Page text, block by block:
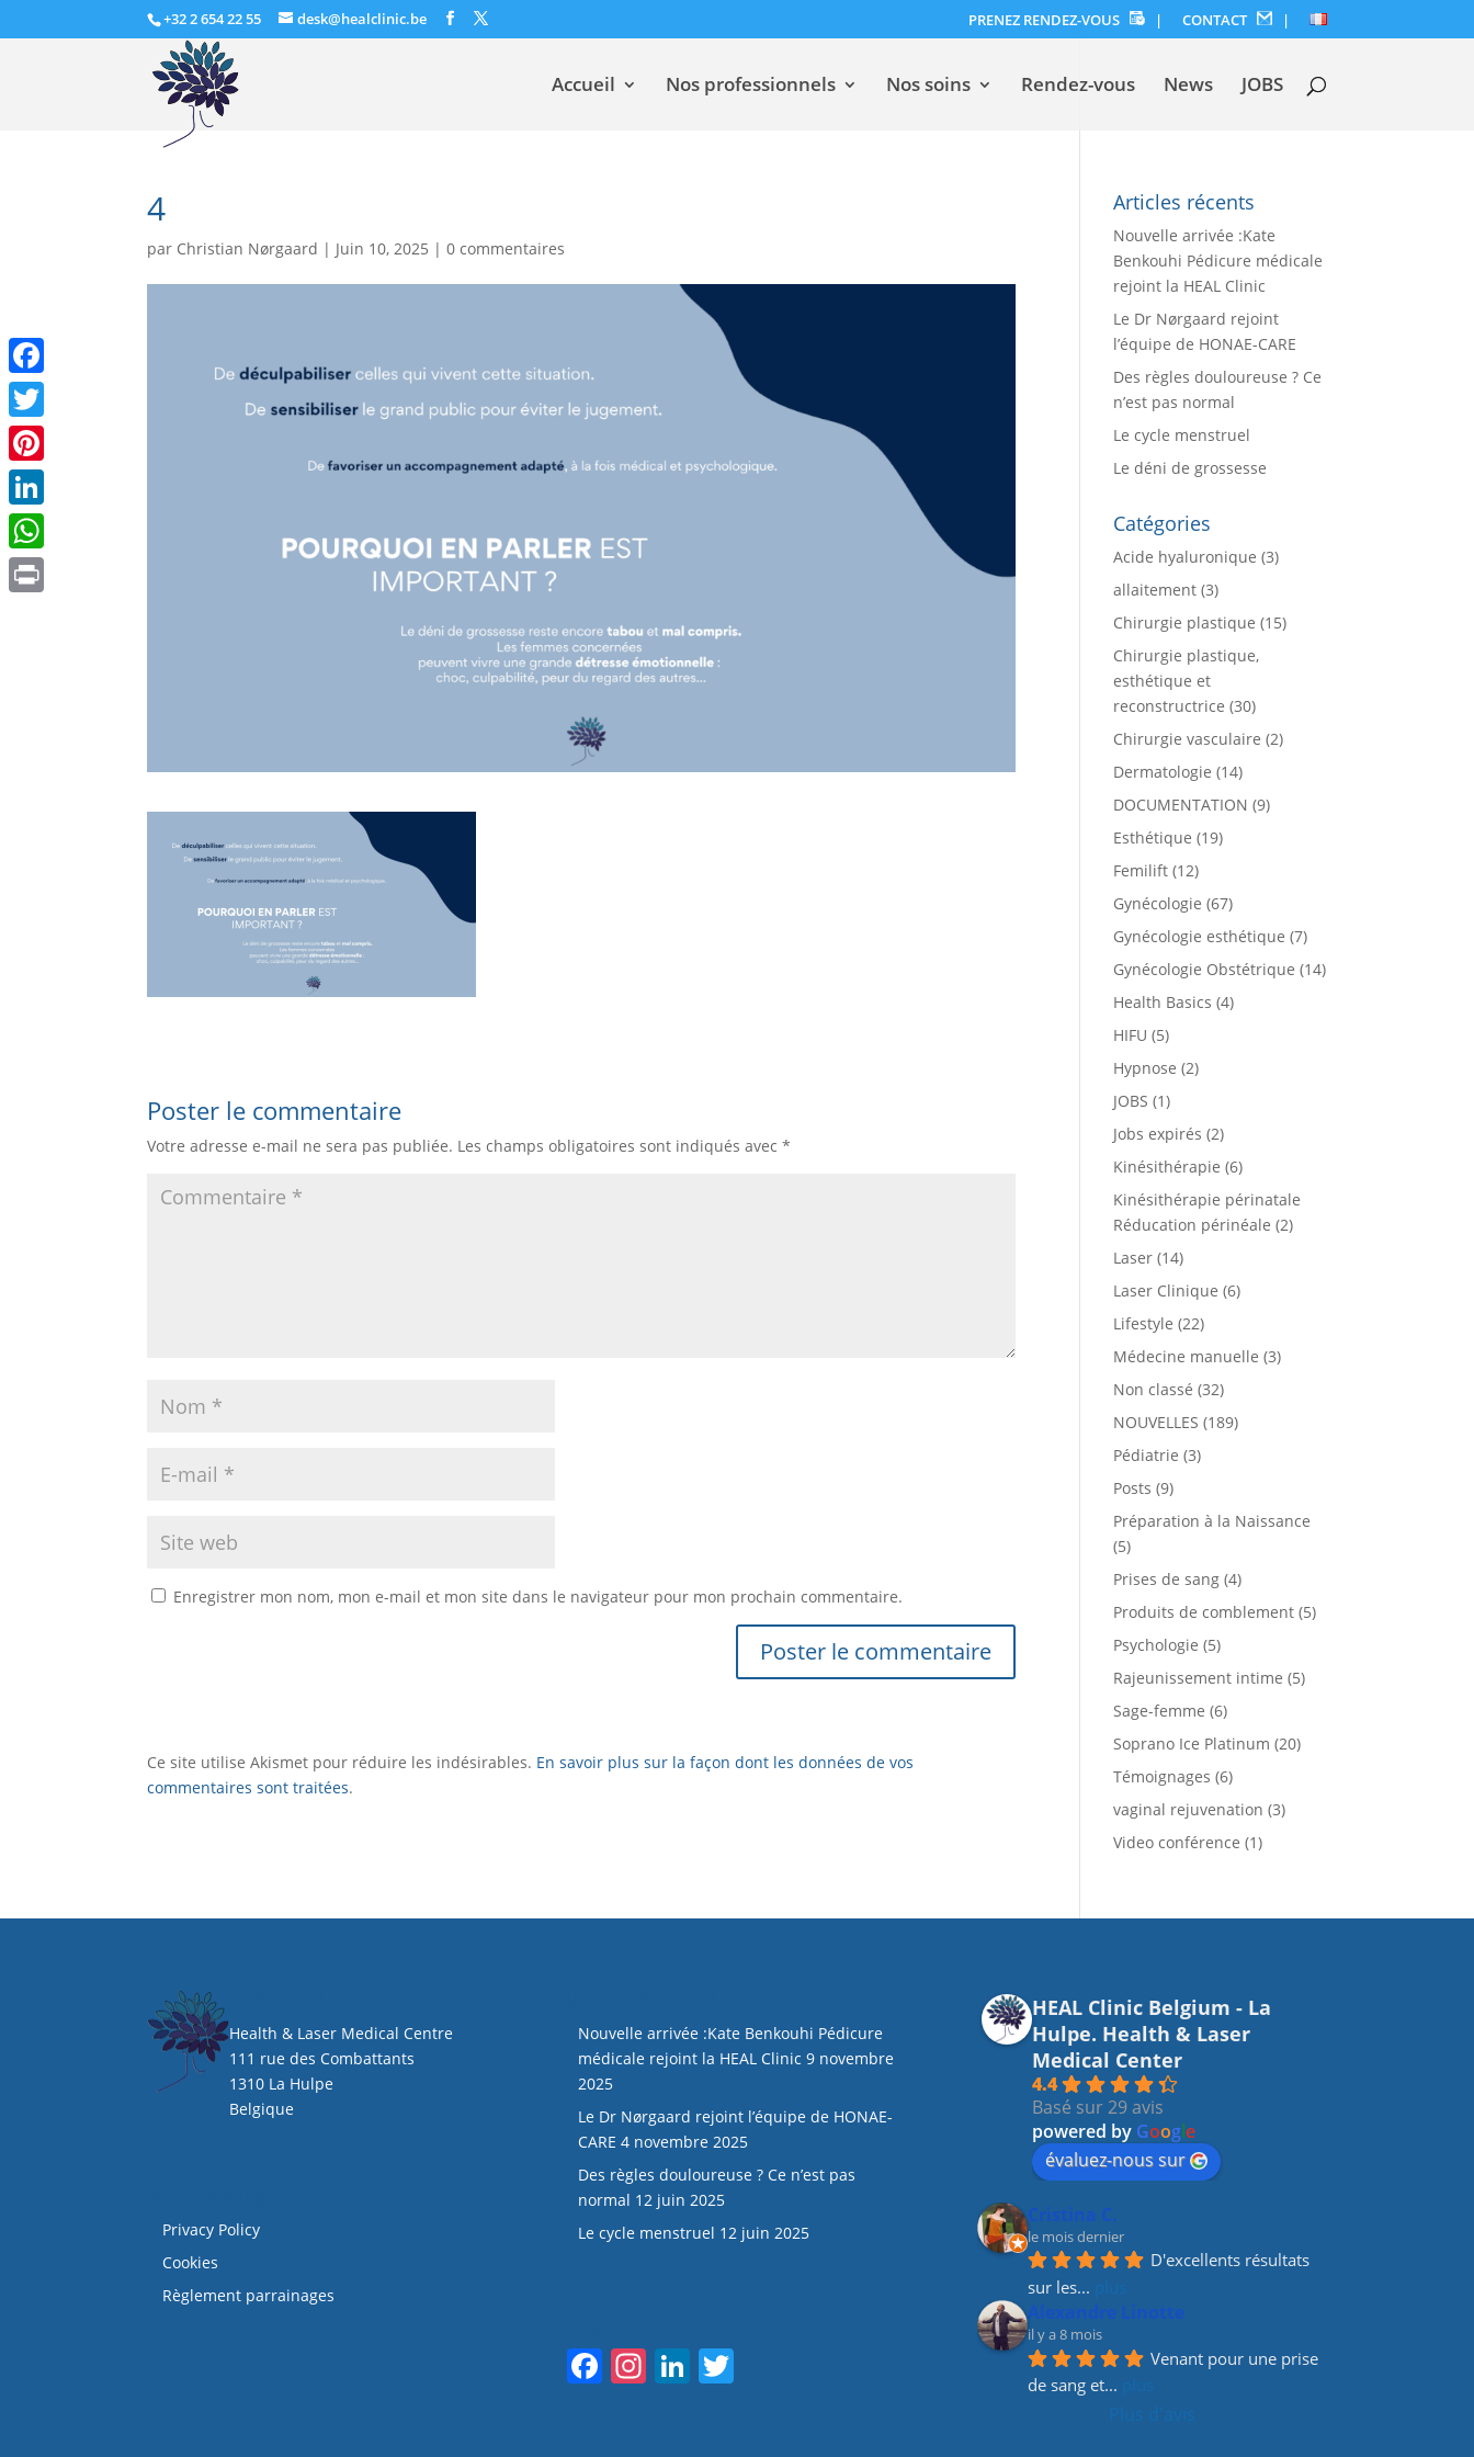
+32 2 654 22 55 desk@healclinic.be PRENEZ RENDEZ-VOUS | CONTACT |
Accueil Nos professionnels Nos soins Rendez-vous News JOBS
4
par Christian Nørgaard | Juin 10, 2025 |0 commentaires
Poster le commentaire
Votre adresse e-mail ne sera pas publiée. Les champs obligatoires sont indiqués avec*
Enregistrer mon nom, mon e-mail et mon site dans le navigateur pour mon prochain commentaire.
Ce site utilise Akismet pour réduire les indésirables. En savoir plus sur la façon dont les données de vos
commentaires sont traitées.
Articles récents
Nouvelle arrivée :Kate
Benkouhi Pédicure médicale
rejoint la HEAL Clinic
Le Dr Nørgaard rejoint
l’équipe de HONAE-CARE
Des règles douloureuse ? Ce
n’est pas normal
Le cycle menstruel
Le déni de grossesse
Catégories
Acide hyaluronique (3)
allaitement (3)
Chirurgie plastique (15)
Chirurgie plastique,
esthétique et
reconstructrice (30)
Chirurgie vasculaire (2)
Dermatologie (14)
DOCUMENTATION (9)
Esthétique (19)
Femilift (12)
Gynécologie (67)
Gynécologie esthétique (7)
Gynécologie Obstétrique (14)
Health Basics (4)
HIFU (5)
Hypnose (2)
JOBS (1)
Jobs expirés (2)
Kinésithérapie (6)
Kinésithérapie périnatale
Réducation périnéale (2)
Laser (14)
Laser Clinique (6)
Lifestyle (22)
Médecine manuelle (3)
Non classé (32)
NOUVELLES (189)
Pédiatrie (3)
Posts (9)
Préparation à la Naissance
(5)
Prises de sang (4)
Produits de comblement (5)
Psychologie (5)
Rajeunissement intime (5)
Sage-femme (6)
Soprano Ice Platinum (20)
Témoignages (6)
vaginal rejuvenation (3)
Video conférence (1)
Health & Laser Medical Centre
111 rue des Combattants
1310 La Hulpe
Belgique
Privacy Policy
Cookies
Règlement parrainages
Nouvelle arrivée :Kate Benkouhi Pédicure
médicale rejoint la HEAL Clinic 9 novembre
2025
Le Dr Nørgaard rejoint l’équipe de HONAE-
CARE 4 novembre 2025
Des règles douloureuse ? Ce n’est pas
normal 12 juin 2025
Le cycle menstruel 12 juin 2025
F In Li T
HEAL Clinic Belgium - La
Hulpe. Health & Laser
Medical Center
4.4
Basé sur 29 avis
powered by Google
évaluez-nous sur
Cristina C.
le mois dernier
D'excellents résultats
sur les... plus
Alexandre Linotte
il y a 8 mois
Venant pour une prise
de sang et... plus
Plus d'avis
Facebook
Twitter
Pinterest
LinkedIn
WhatsApp